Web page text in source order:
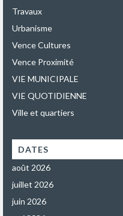
Travaux
Urbanisme
Vence Cultures
Vence Proximité
VIE MUNICIPALE
VIE QUOTIDIENNE
Ville et quartiers
DATES
août 2026
juillet 2026
juin 2026